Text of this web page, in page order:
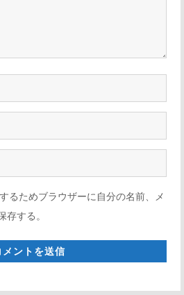
るためブラウザーに自分の名前、メ
する。